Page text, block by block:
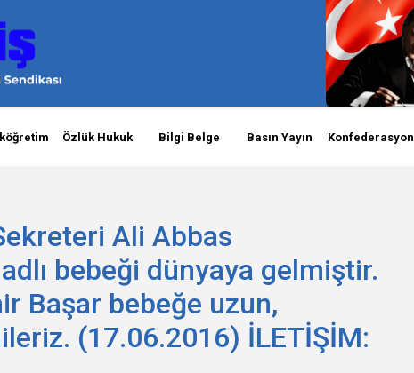
Özlük Hukuk Bilgi Belge Basın Yayın Konfederasyon
Ali Abbas
bebeği dünyaya gelmiştir.
Başar bebeğe uzun,
(17.06.2016) İLETİŞİM: